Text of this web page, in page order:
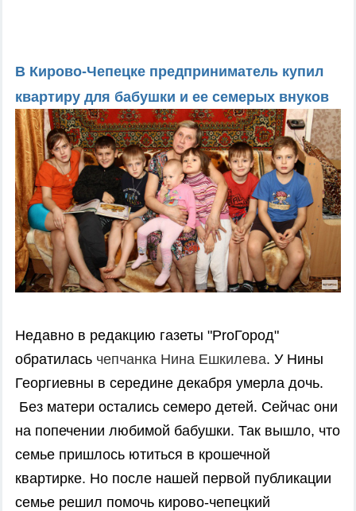
В Кирово-Чепецке предприниматель купил
квартиру для бабушки и ее семерых внуков
Недавно в редакцию газеты "ProГород"
обратилась чепчанка Нина Ешкилева. У Нины
Георгиевны в середине декабря умерла дочь.
Без матери остались семеро детей. Сейчас они
на попечении любимой бабушки. Так вышло, что
семье пришлось ютиться в крошечной
квартирке. Но после нашей первой публикации
семье решил помочь кирово-чепецкий